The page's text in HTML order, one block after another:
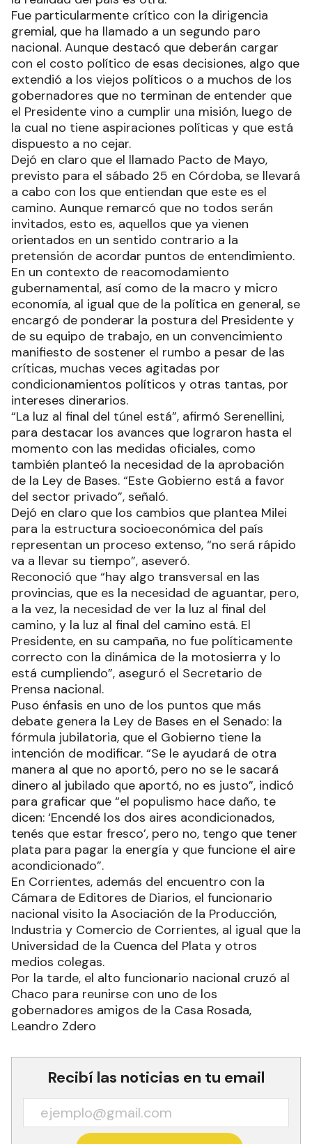
Fue particularmente crítico con la dirigencia
gremial, que ha llamado a un segundo paro
nacional. Aunque destacó que deberán cargar
con el costo político de esas decisiones, algo que
extendió a los viejos políticos o a muchos de los
gobernadores que no terminan de entender que
el Presidente vino a cumplir una misión, luego de
la cual no tiene aspiraciones políticas y que está
dispuesto a no cejar.
Dejó en claro que el llamado Pacto de Mayo,
previsto para el sábado 25 en Córdoba, se llevará
a cabo con los que entiendan que este es el
camino. Aunque remarcó que no todos serán
invitados, esto es, aquellos que ya vienen
orientados en un sentido contrario a la
pretensión de acordar puntos de entendimiento.
En un contexto de reacomodamiento
gubernamental, así como de la macro y micro
economía, al igual que de la política en general, se
encargó de ponderar la postura del Presidente y
de su equipo de trabajo, en un convencimiento
manifiesto de sostener el rumbo a pesar de las
críticas, muchas veces agitadas por
condicionamientos políticos y otras tantas, por
intereses dinerarios.
“La luz al final del túnel está”, afirmó Serenellini,
para destacar los avances que lograron hasta el
momento con las medidas oficiales, como
también planteó la necesidad de la aprobación
de la Ley de Bases. “Este Gobierno está a favor
del sector privado”, señaló.
Dejó en claro que los cambios que plantea Milei
para la estructura socioeconómica del país
representan un proceso extenso, “no será rápido
va a llevar su tiempo”, aseveró.
Reconoció que “hay algo transversal en las
provincias, que es la necesidad de aguantar, pero,
a la vez, la necesidad de ver la luz al final del
camino, y la luz al final del camino está. El
Presidente, en su campaña, no fue políticamente
correcto con la dinámica de la motosierra y lo
está cumpliendo”, aseguró el Secretario de
Prensa nacional.
Puso énfasis en uno de los puntos que más
debate genera la Ley de Bases en el Senado: la
fórmula jubilatoria, que el Gobierno tiene la
intención de modificar. “Se le ayudará de otra
manera al que no aportó, pero no se le sacará
dinero al jubilado que aportó, no es justo”, indicó
para graficar que “el populismo hace daño, te
dicen: ‘Encendé los dos aires acondicionados,
tenés que estar fresco’, pero no, tengo que tener
plata para pagar la energía y que funcione el aire
acondicionado”.
En Corrientes, además del encuentro con la
Cámara de Editores de Diarios, el funcionario
nacional visito la Asociación de la Producción,
Industria y Comercio de Corrientes, al igual que la
Universidad de la Cuenca del Plata y otros
medios colegas.
Por la tarde, el alto funcionario nacional cruzó al
Chaco para reunirse con uno de los
gobernadores amigos de la Casa Rosada,
Leandro Zdero
Recibí las noticias en tu email